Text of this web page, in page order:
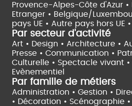
Provence-Alpes-Côte d'Azur •
Etranger • Belgique/
pays UE • Autre pays hors UE •
Par secteur d'activité
Art • Design • Architecture •
Presse • Communication •
Culturelle • Spectacle vivant •
Evènementiel
Par famille de métiers
Administration • Gestion •
• Décoration • Scénographie •